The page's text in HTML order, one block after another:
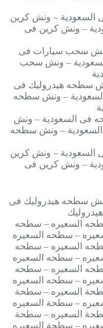
السعودية – ونش كرين
– ونش كرين فى
سحب سيارات فى
– ونش سحب
سطحه هيدروليك فى
– ونش سطحه
فى السعودية – ونش
– ونش سطحه
السعودية – ونش كرين
– ونش كرين فى
سطحه هيدروليك فى
السعيره – سطحه
– سطحه السعيره
السعيره – سطحه
– سطحه السعيره
السعيره – سطحه
– سطحه السعيره
السعيره – سطحة
– سطحة السعيره
السعيره – سطحة
– سطحة السعيره